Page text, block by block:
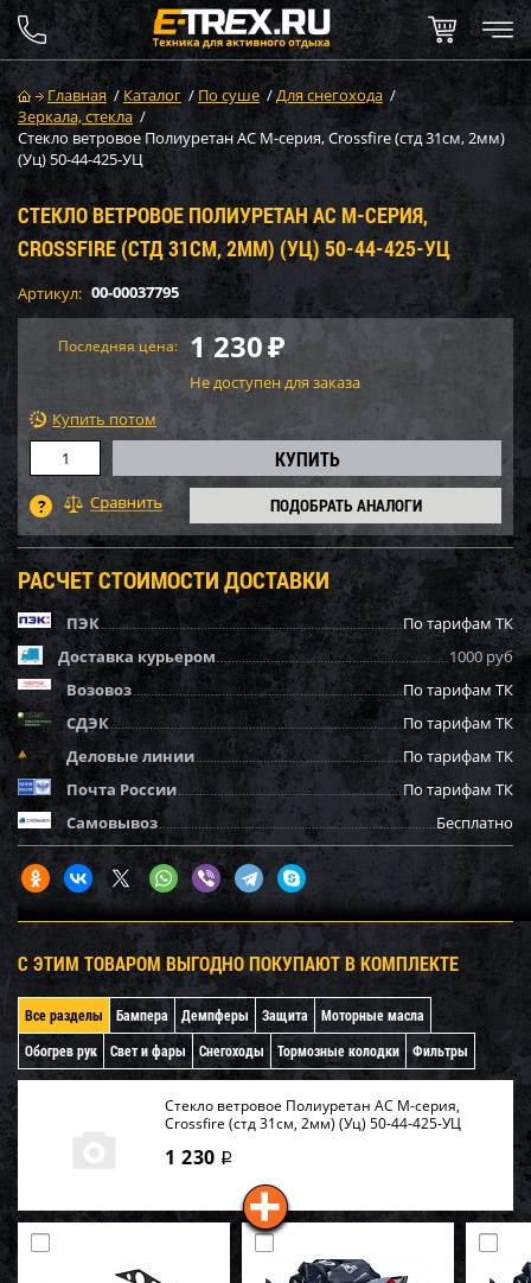
Главная / Каталог / По суше /Для снегохода /
Зеркала, стекла /
Стекло ветровое Полиуретан AC M-серия, Crossfire (стд 31см, 2мм)
(Уц) 50-44-425-УЦ
СТЕКЛО ВЕТРОВОЕ ПОЛИУРЕТАН AC M-СЕРИЯ,
CROSSFIRE (СТД 31СМ, 2ММ) (УЦ) 50-44-425-УЦ
Артикул: 00-00037795
Последняя цена: 1 230₽
Не доступен для заказа
Купить потом
ПОДОБРАТЬ АНАЛОГИ
РАСЧЕТ СТОИМОСТИ ДОСТАВКИ
ПЭК
По тарифам ТК
Доставка курьером
1000 руб
Возовоз
По тарифам ТК
СДЭК
По тарифам ТК
Деловые линии
По тарифам ТК
Почта России
По тарифам ТК
Самовывоз
Бесплатно
С ЭТИМ ТОВАРОМ ВЫГОДНО ПОКУПАЮТ В КОМПЛЕКТЕ
Все разделы Бампера Демпферы Защита
Моторные масла
Обогрев рук
Свет и фары Снегоходы Тормозные колодки Фильтры
Стекло ветровое Полиуретан AC M-серия,
Crossfire (стд 31см, 2мм) (Уц) 50-44-425-УЦ
1 230 i